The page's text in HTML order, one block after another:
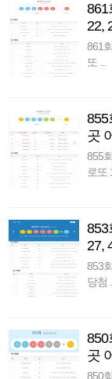
861
22,
861
또 ...
855
곳
855
로또
853
27,
853
당첨 ...
850
곳
850